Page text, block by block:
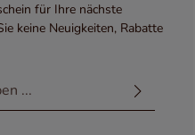
für Ihre nächste
keine Neuigkeiten, Rabatte